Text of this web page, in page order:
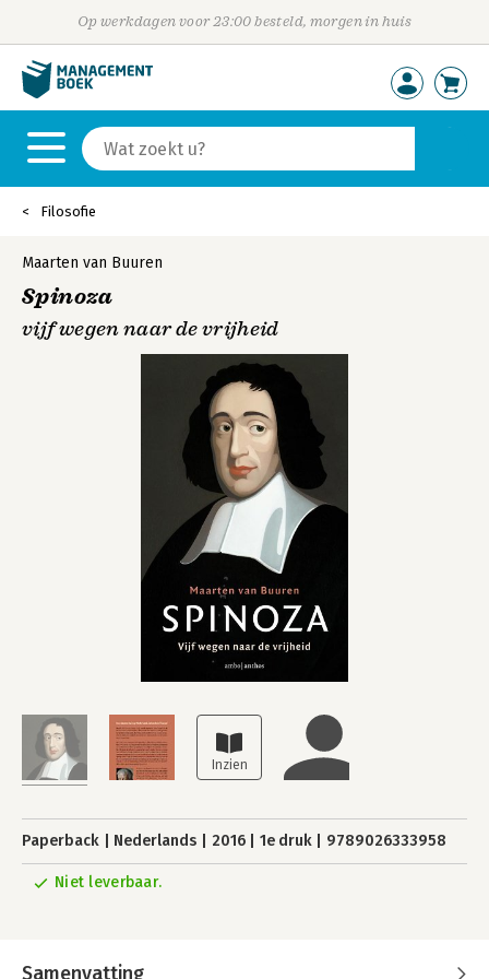
Op werkdagen voor 23:00 besteld, morgen in huis
Filosofie
Maarten van Buuren
Spinoza
vijf wegen naar de vrijheid
Paperback Nederlands 2016 1e druk 9789026333958
Niet leverbaar.
Samenvatting